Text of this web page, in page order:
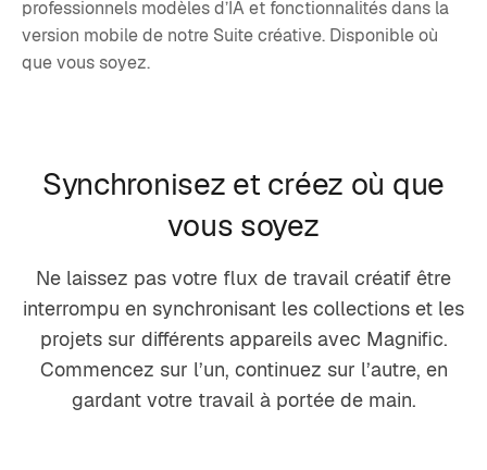
professionnels modèles d’IA et fonctionnalités dans la
version mobile de notre Suite créative. Disponible où
que vous soyez.
Synchronisez et créez où que
vous soyez
Ne laissez pas votre flux de travail créatif être
interrompu en synchronisant les collections et les
projets sur différents appareils avec Magnific.
Commencez sur l’un, continuez sur l’autre, en
gardant votre travail à portée de main.